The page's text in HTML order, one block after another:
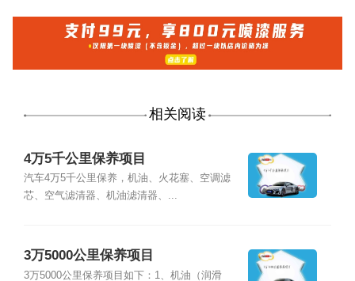
相关阅读
4万5千公里保养项目
汽车4万5千公里保养，机油、火花塞、空调滤
芯、空气滤清器、机油滤清器、...
3万5000公里保养项目
3万5000公里保养项目如下：1、机油（润滑